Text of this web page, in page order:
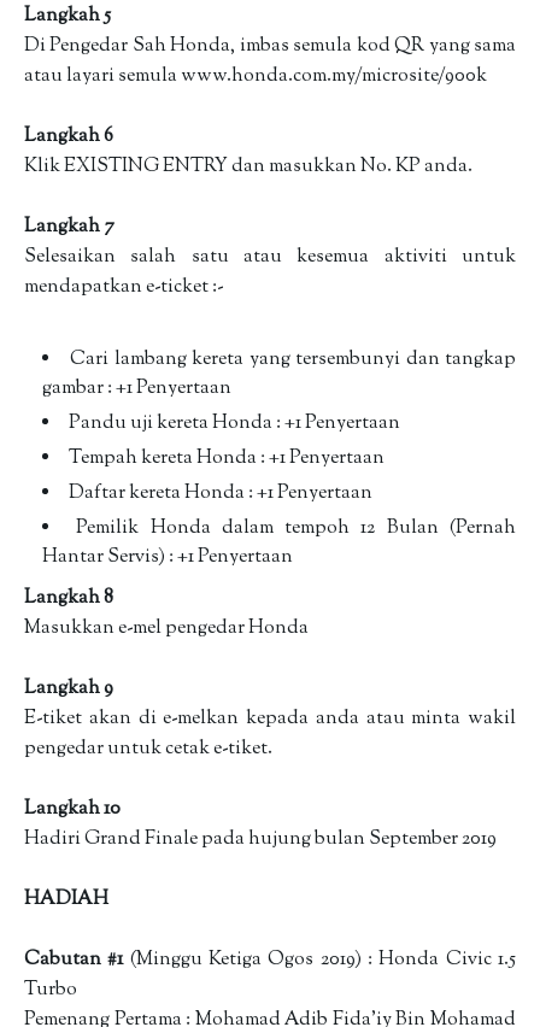
Langkah 5
Di Pengedar Sah Honda, imbas semula kod QR yang sama
atau layari semula www.honda.com.my/microsite/900k
Langkah 6
Klik EXISTING ENTRY dan masukkan No. KP anda.
Langkah 7
Selesaikan salah satu atau kesemua aktiviti untuk
mendapatkan e-ticket :-
Cari lambang kereta yang tersembunyi dan tangkap
gambar : +1 Penyertaan
Pandu uji kereta Honda : +1 Penyertaan
Tempah kereta Honda : +1 Penyertaan
Daftar kereta Honda : +1 Penyertaan
Pemilik Honda dalam tempoh 12 Bulan (Pernah
Hantar Servis) : +1 Penyertaan
Langkah 8
Masukkan e-mel pengedar Honda
Langkah 9
E-tiket akan di e-melkan kepada anda atau minta wakil
pengedar untuk cetak e-tiket.
Langkah 10
Hadiri Grand Finale pada hujung bulan September 2019
HADIAH
Cabutan #1 (Minggu Ketiga Ogos 2019) : Honda Civic 1.5
Turbo
Pemenang Pertama : Mohamad Adib Fida'iy Bin Mohamad